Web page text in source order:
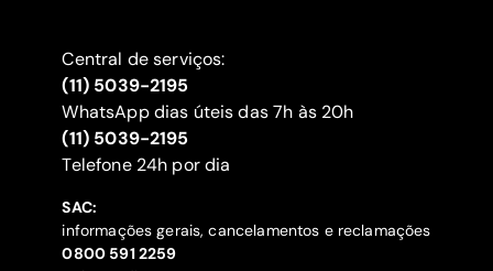
Central de serviços:
(11) 5039-2195
WhatsApp dias úteis das 7h às 20h
(11) 5039-2195
‍Telefone 24h por dia
SAC:
informações gerais, cancelamentos e reclamações
‍0800 591 2259